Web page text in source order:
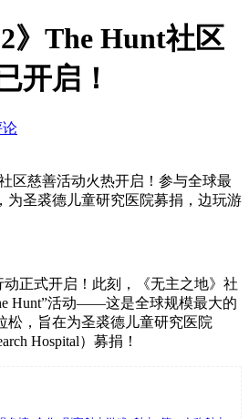
2》The Hunt社区
开启！
论
区慈善活动火热开启！参与全球最
为圣裘德儿童研究医院募捐，边玩游
动正式开启！此刻，《无主之地》社
Hunt”活动——这是全球规模最大的
松，旨在为圣裘德儿童研究医院
Hospital）募捐！